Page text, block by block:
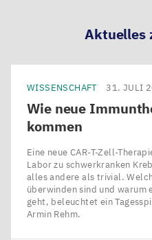
Aktuelles
WISSENSCHAFT 31. JULI
Wie neue
kommen
Eine neue CAR-T-Zell-
Labor zu schwerkranken
alles andere als trivial.
überwinden sind und warum
geht, beleuchtet ein
Armin Rehm.